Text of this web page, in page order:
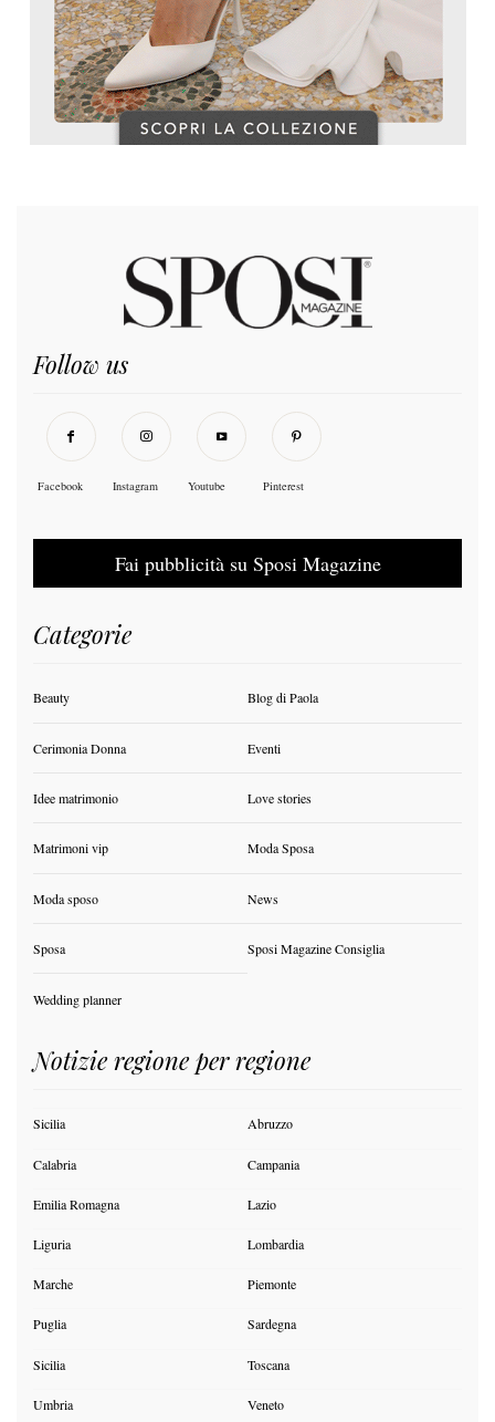
Follow us
Facebook Instagram Youtube Pinterest
Fai pubblicità su Sposi Magazine
Categorie
Beauty Blog di Paola
Cerimonia Donna Eventi
Idee matrimonio Love stories
Matrimoni vip Moda Sposa
Moda sposo News
Sposa Sposi Magazine Consiglia
Wedding planner
Notizie regione per regione
Sicilia Abruzzo
Calabria Campania
Emilia Romagna Lazio
Liguria Lombardia
Marche Piemonte
Puglia Sardegna
Sicilia Toscana
Umbria Veneto